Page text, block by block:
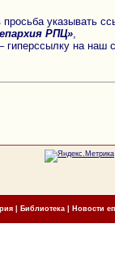
указывать
РПЦ»
гиперссылку на наш
| Библиотека Новости